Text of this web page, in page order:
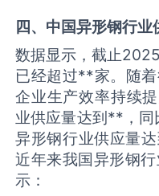
四、中国异形钢行业
数据显示，截止
已经超过**家。随着
企业生产效率持续
业供应量达到**，
异形钢行业供应量
近年来我国异形钢
示：